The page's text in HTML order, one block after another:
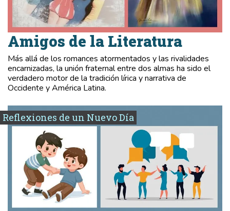
Amigos de la Literatura
Más allá de los romances atormentados y las rivalidades
encarnizadas, la unión fraternal entre dos almas ha sido el
verdadero motor de la tradición lírica y narrativa de
Occidente y América Latina.
Reflexiones de un Nuevo Día